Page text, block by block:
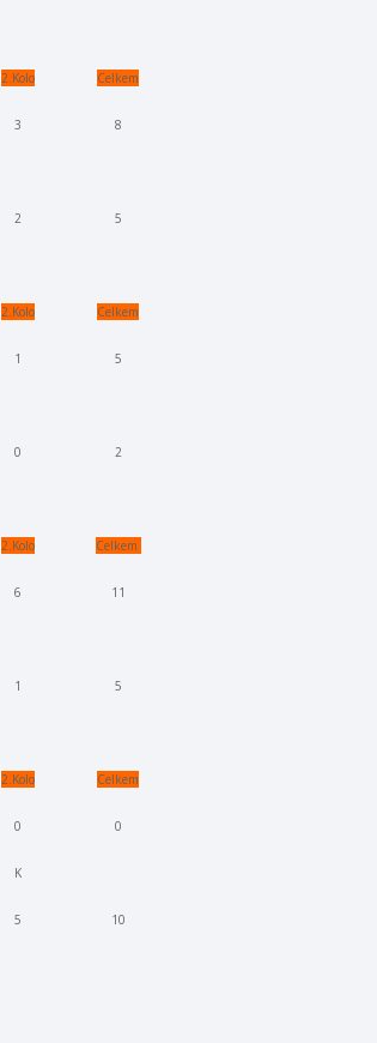
2.Kolo Celkem
3 8
2 5
2.Kolo Celkem
1 5
0 2
2.Kolo Celkem
6 11
1 5
2.Kolo Celkem
0 0
K
5 10